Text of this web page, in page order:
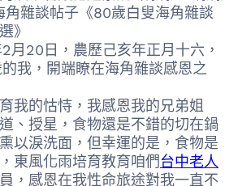
角雜談帖子《80歲白叟海角雜談
》
20日，農歷己亥年正月十六，
我，開端瞭在海角雜談感恩之
的怙恃，我感恩我的兄弟姐
、授星，食物還是不錯的切在鍋
以淚洗面，但幸運的是，食物是
東風化雨培育教育咱們台中老人
，感恩在我性命旅途對我一直不